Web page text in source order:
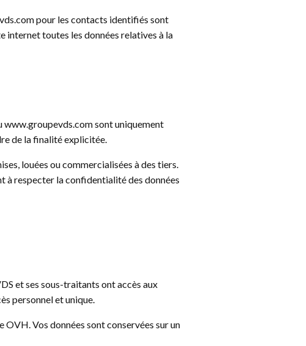
pour les contacts identifiés sont
internet toutes les données relatives à la
www.groupevds.com sont uniquement
de la finalité explicitée.
louées ou commercialisées à des tiers.
à respecter la confidentialité des données
et ses sous-traitants ont accès aux
personnel et unique.
OVH. Vos données sont conservées sur un